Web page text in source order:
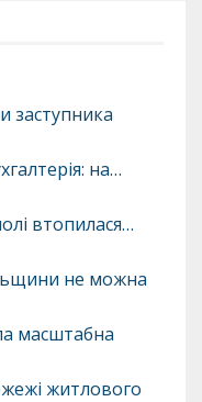
заступника
на…
втопилася…
не можна
масштабна
житлового